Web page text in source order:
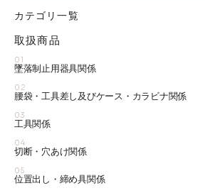
カテゴリ一覧
取扱商品
01
墜落制止用器具関係
02
腰袋・工具差し及びケース・カラビナ関係
03
工具関係
04
切断・穴あけ関係
05
位置出し・締め具関係